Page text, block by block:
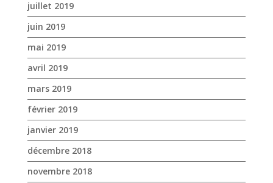
février 2019
janvier 2019
décembre 2018
novembre 2018
octobre 2018
septembre 2018
août 2018
juillet 2018
juin 2018